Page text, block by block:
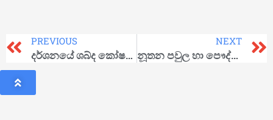
PREVIOUS
දර්ශනයේ ශබ්ද කෝෂයෙන්…
NEXT
නූතන පවුල හා පෞද්ගලික දේපළ